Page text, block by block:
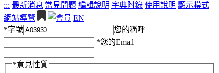
::: 最新消息 常見問題 編輯說明 字典附錄 使用說明 顯示模式
網站導覽
EN
*字號
您的稱呼
*您的Email
*意見性質